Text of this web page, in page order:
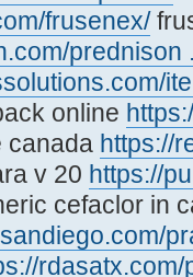
frusenex/
prednison
online
https://
v 20 https://
cefaclor in